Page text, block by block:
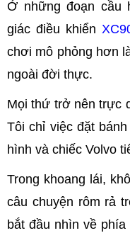
Ở những đoạn cầu
giác điều khiển
chơi mô phỏng hơn
ngoài đời thực.
Mọi thứ trở nên trực
Tôi chỉ việc đặt
hình và chiếc Volvo
Trong khoang lái,
câu chuyện rôm rả
bắt đầu nhìn về